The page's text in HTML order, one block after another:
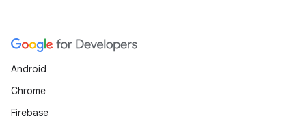
Android
Chrome
Firebase